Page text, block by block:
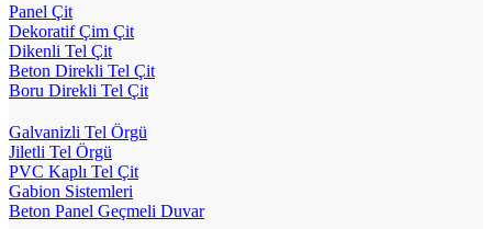
Panel Çit
Dekoratif Çim Çit
Dikenli Tel Çit
Beton Direkli Tel Çit
Boru Direkli Tel Çit
Galvanizli Tel Örgü
Jiletli Tel Örgü
PVC Kaplı Tel Çit
Gabion Sistemleri
Beton Panel Geçmeli Duvar